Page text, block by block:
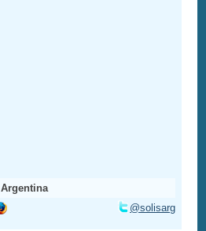
Argentina
@solisarg